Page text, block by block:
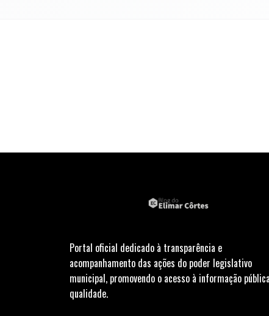
Portal oficial dedicado à transparência e
acompanhamento das ações do poder legislativo
municipal, promovendo o acesso à informação
qualidade.